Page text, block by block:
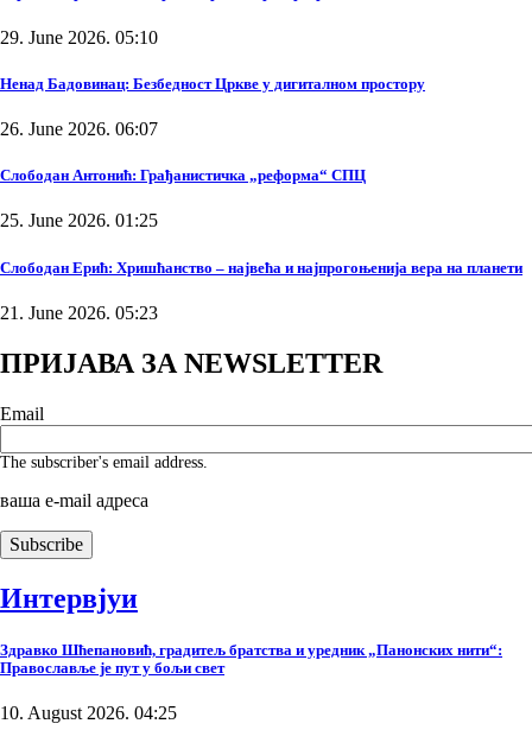
29. June 2026. 05:10
Ненад Бадовинац: Безбедност Цркве у дигиталном простору
26. June 2026. 06:07
Слободан Антонић: Грађанистичка „реформа“ СПЦ
25. June 2026. 01:25
Слободан Ерић: Хришћанство – највећа и најпрогоњенија вера на планети
21. June 2026. 05:23
ПРИЈАВА ЗА NEWSLETTER
Email
The subscriber's email address.
ваша е-mail адреса
Интервјуи
Здравко Шћепановић, градитељ братства и уредник „Панонских нити“:
Православље је пут у бољи свет
10. August 2026. 04:25